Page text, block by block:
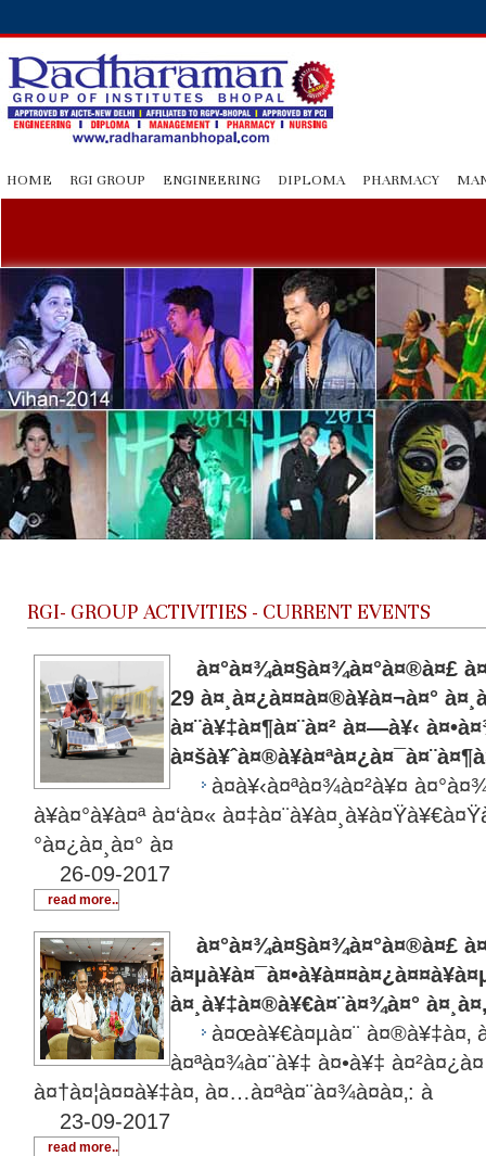
HOME RGI GROUP ENGINEERING DIPLOMA PHARMACY
RGI- GROUP ACTIVITIES - CURRENT EVENTS
à¤°à¤¾à¤§à¤¾à¤°à¤®à¤£
29 à¤¸à¤¿à¤¤à¤®à¥à¤¬à¤°
à¤¨à¥‡à¤¶à¤¨à¤² à¤—à¥‹
à¤­à¥‹à¤ªà¤¾à¤²à¥¤
à¥à¤°à¥à¤ª à¤‘à¤«
°à¤¿à¤¸à¤° à¤
26-09-2017
read more..
à¤°à¤¾à¤§à¤¾à¤°à¤®à¤£
à¤¸à¥‡à¤®à¥€à¤¨à¤¾à¤°
à¤œà¥€à¤µà¤¨ à¤®à¥‡à¤‚
à¤ªà¤¾à¤¨à¥‡ à¤•à¥‡
à¤†à¤¦à¤¤à¥‡à¤‚ à¤…à¤ªà¤¨à¤¾à¤à¤‚: à
23-09-2017
read more..